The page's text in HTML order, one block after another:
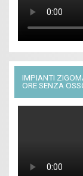
IMPIANTI
ORE SENZA